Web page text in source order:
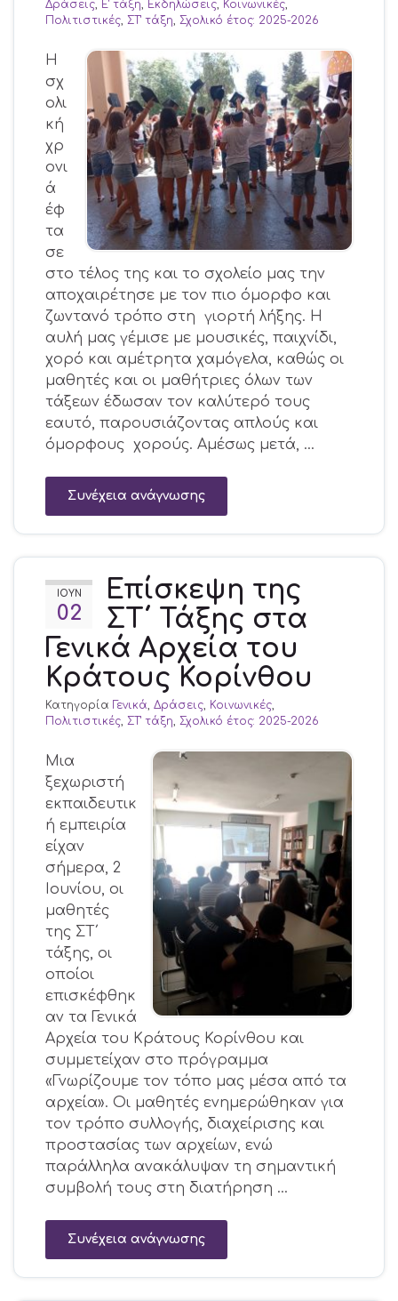
Δράσεις, Ε' τάξη, Εκδηλώσεις, Κοινωνικές,
Πολιτιστικές, ΣΤ' τάξη, Σχολικό έτος: 2025-2026
Η
σχ
ολι
κή
χρ
ονι
ά
έφ
τα
σε
στο τέλος της και το σχολείο μας την
αποχαιρέτησε με τον πιο όμορφο και
ζωντανό τρόπο στη γιορτή λήξης. Η
αυλή μας γέμισε με μουσικές, παιχνίδι,
χορό και αμέτρητα χαμόγελα, καθώς οι
μαθητές και οι μαθήτριες όλων των
τάξεων έδωσαν τον καλύτερό τους
εαυτό, παρουσιάζοντας απλούς και
όμορφους χορούς. Αμέσως μετά, …
Συνέχεια ανάγνωσης
ΙΟΎΝ
02
Επίσκεψη της
ΣΤ΄ Τάξης στα
Γενικά Αρχεία του
Κράτους Κορίνθου
Κατηγορία Γενικά, Δράσεις, Κοινωνικές,
Πολιτιστικές, ΣΤ' τάξη, Σχολικό έτος: 2025-2026
Μια
ξεχωριστή
εκπαιδευτικ
ή εμπειρία
είχαν
σήμερα, 2
Ιουνίου, οι
μαθητές
της ΣΤ΄
τάξης, οι
οποίοι
επισκέφθηκ
αν τα Γενικά
Αρχεία του Κράτους Κορίνθου και
συμμετείχαν στο πρόγραμμα
«Γνωρίζουμε τον τόπο μας μέσα από τα
αρχεία». Οι μαθητές ενημερώθηκαν για
τον τρόπο συλλογής, διαχείρισης και
προστασίας των αρχείων, ενώ
παράλληλα ανακάλυψαν τη σημαντική
συμβολή τους στη διατήρηση …
Συνέχεια ανάγνωσης